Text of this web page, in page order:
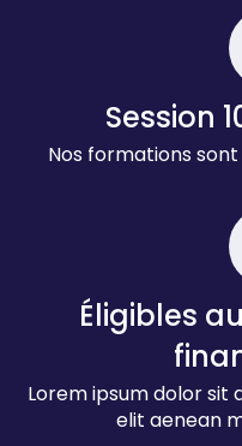
Session
Nos formations
Éligibles
Lorem ipsum dolor
elit aenean